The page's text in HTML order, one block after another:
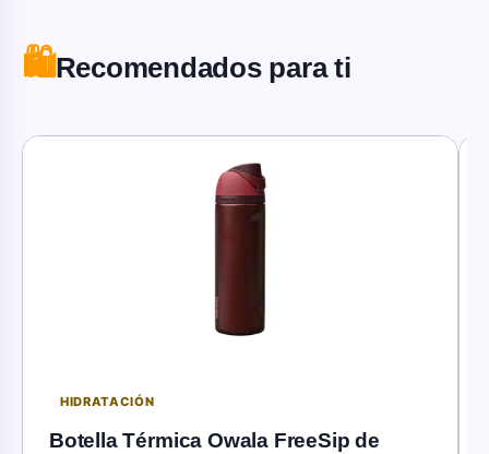
🛍️Recomendados para ti
HIDRATACIÓN
Botella Térmica Owala FreeSip de